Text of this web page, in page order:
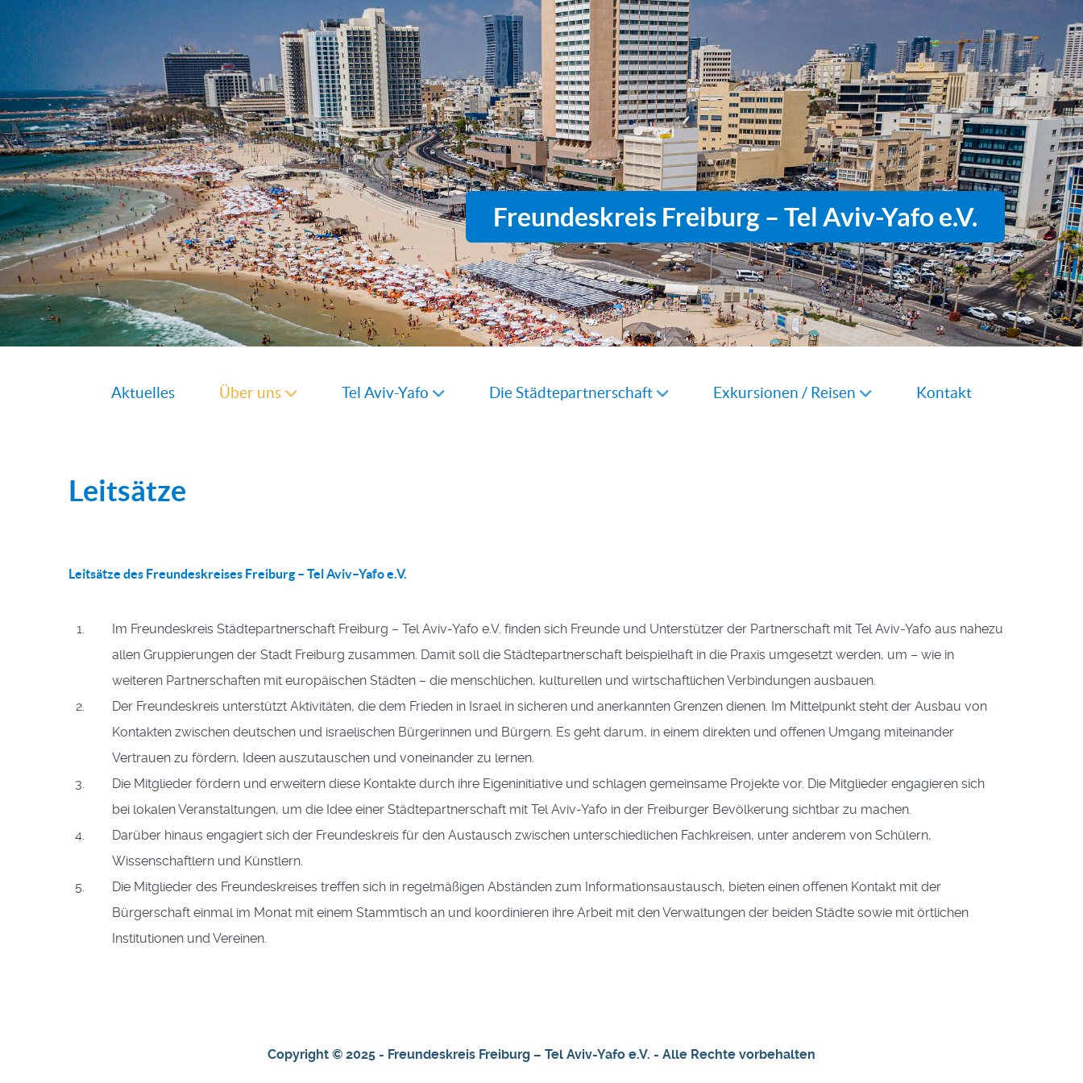
Freundeskreis Freiburg – Tel Aviv-Yafo e.V.
Aktuelles Über uns Tel Aviv-Yafo Die Städtepartnerschaft Exkursionen / Reisen Kontakt
Leitsätze
Leitsätze des Freundeskreises Freiburg – Tel Aviv–Yafo e.V.
Im Freundeskreis Städtepartnerschaft Freiburg – Tel Aviv-Yafo e.V. finden sich Freunde und Unterstützer der Partnerschaft mit Tel Aviv-Yafo aus nahezu
allen Gruppierungen der Stadt Freiburg zusammen. Damit soll die Städtepartnerschaft beispielhaft in die Praxis umgesetzt werden, um – wie in
weiteren Partnerschaften mit europäischen Städten – die menschlichen, kulturellen und wirtschaftlichen Verbindungen ausbauen.
Der Freundeskreis unterstützt Aktivitäten, die dem Frieden in Israel in sicheren und anerkannten Grenzen dienen. Im Mittelpunkt steht der Ausbau von
Kontakten zwischen deutschen und israelischen Bürgerinnen und Bürgern. Es geht darum, in einem direkten und offenen Umgang miteinander
Vertrauen zu fördern, Ideen auszutauschen und voneinander zu lernen.
Die Mitglieder fördern und erweitern diese Kontakte durch ihre Eigeninitiative und schlagen gemeinsame Projekte vor. Die Mitglieder engagieren sich
bei lokalen Veranstaltungen, um die Idee einer Städtepartnerschaft mit Tel Aviv-Yafo in der Freiburger Bevölkerung sichtbar zu machen.
Darüber hinaus engagiert sich der Freundeskreis für den Austausch zwischen unterschiedlichen Fachkreisen, unter anderem von Schülern,
Wissenschaftlern und Künstlern.
Die Mitglieder des Freundeskreises treffen sich in regelmäßigen Abständen zum Informationsaustausch, bieten einen offenen Kontakt mit der
Bürgerschaft einmal im Monat mit einem Stammtisch an und koordinieren ihre Arbeit mit den Verwaltungen der beiden Städte sowie mit örtlichen
Institutionen und Vereinen.
Copyright © 2025 - Freundeskreis Freiburg – Tel Aviv-Yafo e.V. - Alle Rechte vorbehalten